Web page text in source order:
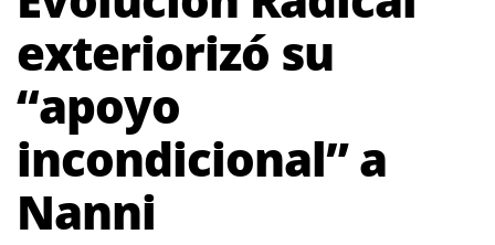
exteriorizó su
“apoyo
incondicional” a
Nanni